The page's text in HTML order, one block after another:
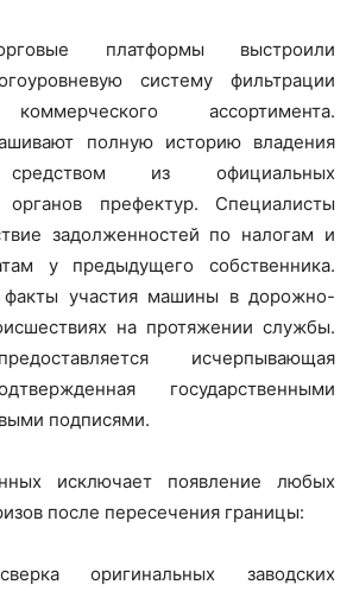
платформы выстроили
систему фильтрации
ассортимента.
полную историю владения
средством из официальных
органов префектур. Специалисты
задолженностей по налогам и
у предыдущего собственника.
факты участия машины в дорожно-
на протяжении службы.
исчерпывающая
государственными
подписями.
исключает появление любых
после пересечения границы:
оригинальных заводских